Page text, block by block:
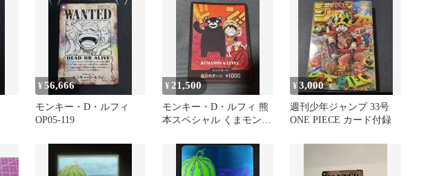
¥56,666
モンキー・D・ルフィ
OP05-119
¥ 21,500
モンキー・D・ルフィ 熊
本スペシャル くまモン
レル
¥3,000
週刊少年ジャンプ 33号
ONE PIECE カード付録